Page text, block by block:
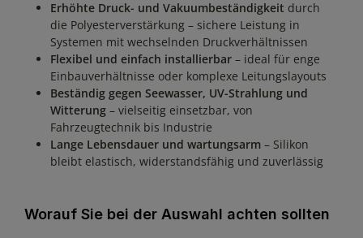
Erhöhte Druck- und Vakuumbeständigkeit durch
die Polyesterverstärkung – sichere Leistung in
Systemen mit wechselnden Druckverhältnissen
Flexibel und einfach installierbar – ideal für enge
Einbauverhältnisse oder komplexe Leitungslayouts
Beständig gegen Seewasser, UV-Strahlung und
Witterung – vielseitig einsetzbar, von
Fahrzeugtechnik bis Industrie
Lange Lebensdauer und wartungsarm – Silikon
bleibt elastisch, widerstandsfähig und zuverlässig
Worauf Sie bei der Auswahl achten sollten